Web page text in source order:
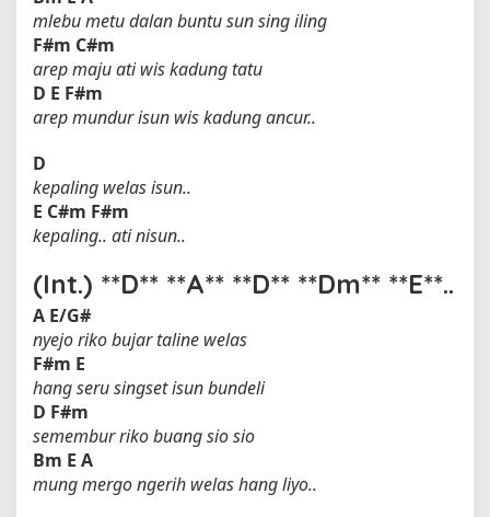
mlebu metu dalan buntu sun sing iling
F#m C#m
arep maju ati wis kadung tatu
D E F#m
arep mundur isun wis kadung ancur..
D
kepaling welas isun..
E C#m F#m
kepaling.. ati nisun..
(Int.) **D** **A** **D** **Dm** **E**..
A E/G#
nyejo riko bujar taline welas
F#m E
hang seru singset isun bundeli
D F#m
semembur riko buang sio sio
Bm E A
mung mergo ngerih welas hang liyo..